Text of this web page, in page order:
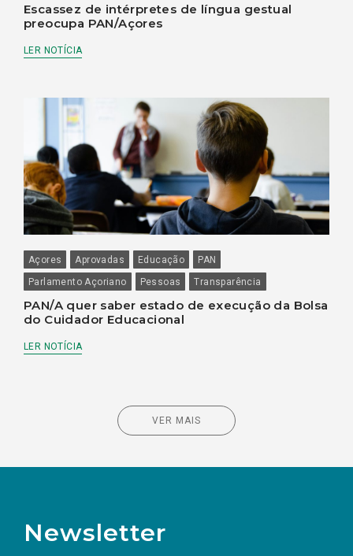
Escassez de intérpretes de língua gestual
preocupa PAN/Açores
LER NOTÍCIA
Açores Aprovadas Educação
PAN
Parlamento Açoriano
Pessoas Transparência
PAN/A quer saber estado de execução da Bolsa
do Cuidador Educacional
LER NOTÍCIA
VER MAIS
Newsletter